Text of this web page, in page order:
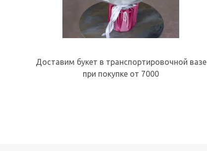
Доставим букет в транспортировочной вазе
при покупке от 7000